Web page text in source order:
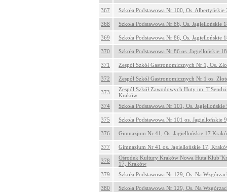
367 Szkoła Podstawowa Nr 100, Os.
368 Szkoła Podstawowa Nr 86, Os. Jagiellońskie
369 Szkoła Podstawowa Nr 86, Os. Jagiellońskie
370 Szkoła Podstawowa Nr 86 os. Jagiellońskie
371 Zespół Szkół Gastronomicznych Nr 1, Os.
372 Zespół Szkół Gastronomicznych Nr 1 os.
373
Zespół Szkół Zawodowych Huty im.
Kraków
374
Szkoła Podstawowa Nr 101, Os.
375 Szkoła Podstawowa Nr 101 os. Jagiellońskie
376 Gimnazjum Nr 41, Os. Jagiellońskie 17
377 Gimnazjum Nr 41 os. Jagiellońskie 17,
378
Ośrodek Kultury Kraków Nowa Huta
17, Kraków
379
Szkoła Podstawowa Nr 129, Os. Na
380 Szkoła Podstawowa Nr 129, Os. Na